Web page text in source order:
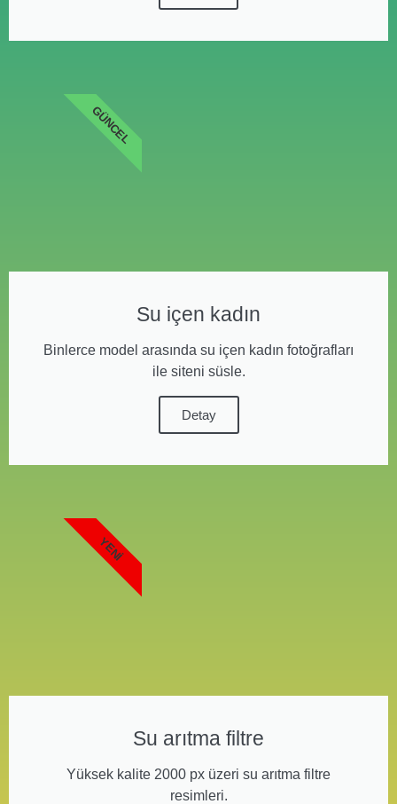
Su içen kadın
Binlerce model arasında su içen kadın fotoğrafları
ile siteni süsle.
Detay
GÜNCEL
Su arıtma filtre
Yüksek kalite 2000 px üzeri su arıtma filtre
resimleri.
YENI